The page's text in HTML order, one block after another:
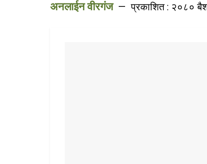
अनलाईन वीरगंज प्रकाशित : २०८०